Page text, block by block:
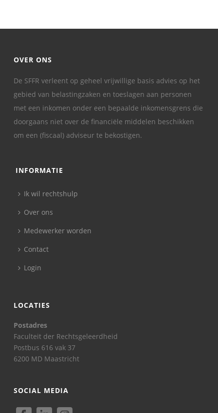
OVER ONS
De SFFR verleent op geheel vrijwillige basis advies op het
gebied van belastingzaken en toeslagen aan personen
met een inkomen onder een bepaalde inkomensgrens die
doorgaans niet over de financiële middelen beschikken
om een (fiscaal) adviseur te bekostigen.
INFORMATIE
Ik wil rechtshulp
Over ons
Medewerker worden
Contact
Login
LOCATIES
Postadres
Faculteit der Rechtsgeleerdheid
Postbus 616 vak 37
6200 MD Maastricht
SOCIAL MEDIA